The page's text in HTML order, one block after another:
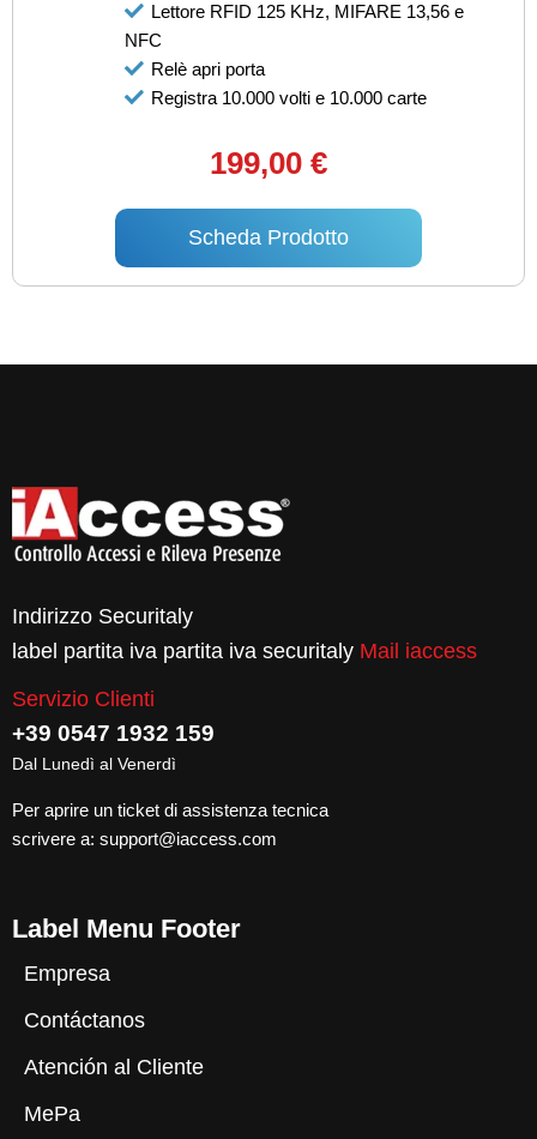
Lettore RFID 125 KHz, MIFARE 13,56 e
NFC
Relè apri porta
Registra 10.000 volti e 10.000 carte
199,00 €
Scheda Prodotto
Indirizzo Securitaly
label partita iva partita iva securitaly Mail iaccess
Servizio Clienti
+39 0547 1932 159
Dal Lunedì al Venerdì
Per aprire un ticket di assistenza tecnica
scrivere a: support@iaccess.com
Label Menu Footer
Empresa
Contáctanos
Atención al Cliente
MePa